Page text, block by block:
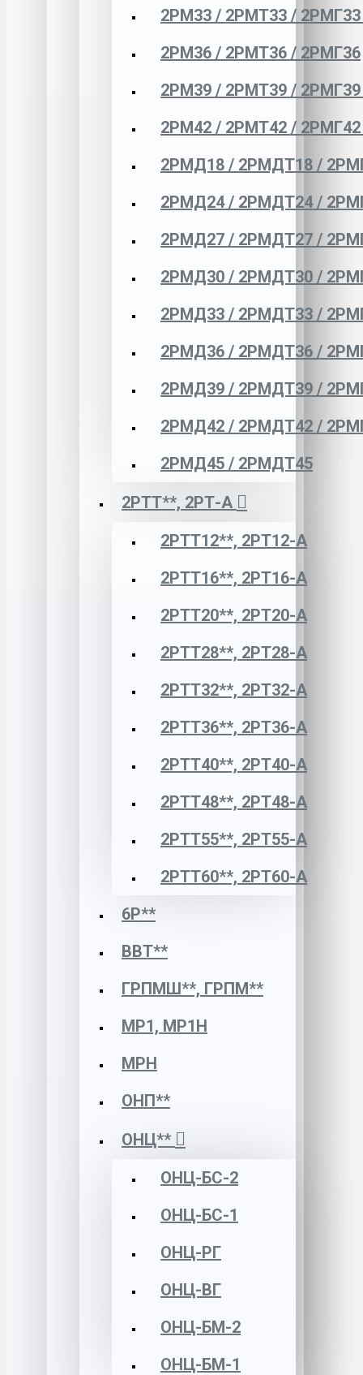
2РМ33 / 2РМТ33 /
2РМ36 / 2РМТ36 / 2РМГ36
2РМ39 / 2РМТ39 /
2РМ42 / 2РМТ42 /
2РМД18 / 2РМДТ18 /
2РМД24 / 2РМДТ24 /
2РМД27 / 2РМДТ27 /
2РМД30 / 2РМДТ30 /
2РМД33 / 2РМДТ33 /
2РМД36 / 2РМДТ36 /
2РМД39 / 2РМДТ39 /
2РМД42 / 2РМДТ42 /
2РМД45 / 2РМДТ45
2РТТ**, 2РТ-А
2РТТ12**, 2РТ12-А
2РТТ16**, 2РТ16-А
2РТТ20**, 2РТ20-А
2РТТ28**, 2РТ28-А
2РТТ32**, 2РТ32-А
2РТТ36**, 2РТ36-А
2РТТ40**, 2РТ40-А
2РТТ48**, 2РТ48-А
2РТТ55**, 2РТ55-А
2РТТ60**, 2РТ60-А
6Р**
ВВТ**
ГРПМШ**, ГРПМ**
МР1, МР1Н
МРН
ОНП**
ОНЦ**
ОНЦ-БС-2
ОНЦ-БС-1
ОНЦ-РГ
ОНЦ-ВГ
ОНЦ-БМ-2
ОНЦ-БМ-1